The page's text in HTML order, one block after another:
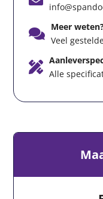
Meer
Veel
Alle